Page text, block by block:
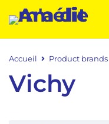
Accueil Product brands
Vichy